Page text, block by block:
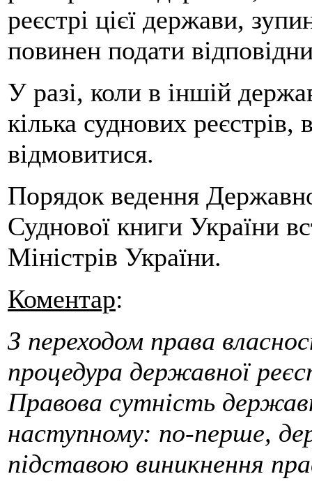
реєстрі цієї держави,
повинен подати
У разі, коли в іншій
кілька суднових
відмовитися.
Порядок ведення
Суднової книги України
Міністрів України.
Коментар:
З переходом права
процедура державної
Правова сутність
наступному: по-перше,
підставою виникнення